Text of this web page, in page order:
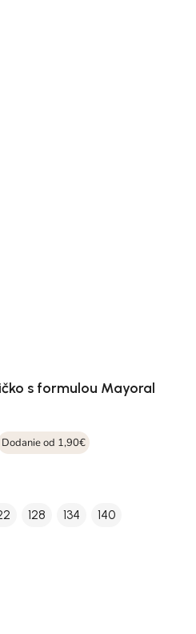
s formulou Mayoral
Dodanie od 1,90€
128 134 140